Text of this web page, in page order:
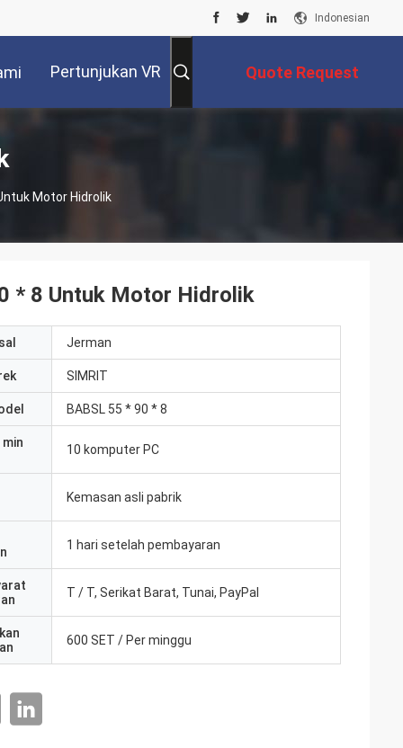
Indonesian
Pertunjukan VR Quote Request
Motor Hidrolik
* 8 Untuk Motor Hidrolik
Jerman
SIMRIT
BABSL 55 * 90 * 8
10 komputer PC
Kemasan asli pabrik
1 hari setelah pembayaran
T / T, Serikat Barat, Tunai, PayPal
600 SET / Per minggu